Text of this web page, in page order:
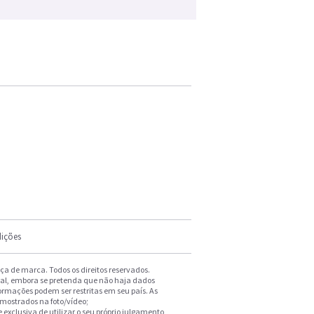
de marca. Todos os direitos reservados.
embora se pretenda que não haja dados
podem ser restritas em seu país. As
na foto/vídeo;
de utilizar o seu próprio julgamento